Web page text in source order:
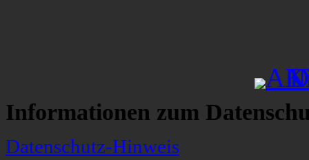
Informationen zum
Datenschutz-Hinweis